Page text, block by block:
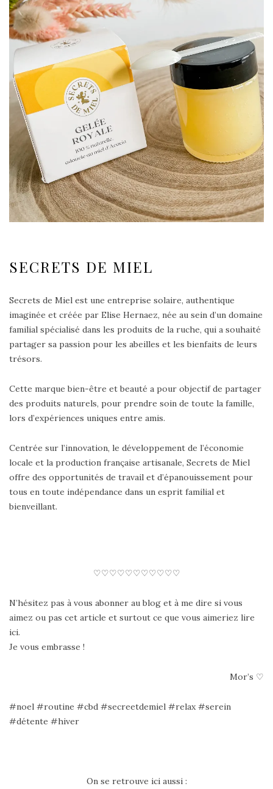
SECRETS DE MIEL
Secrets de Miel est une entreprise solaire, authentique
imaginée et créée par Elise Hernaez, née au sein d’un domaine
familial spécialisé dans les produits de la ruche, qui a souhaité
partager sa passion pour les abeilles et les bienfaits de leurs
trésors.
Cette marque bien-être et beauté a pour objectif de partager
des produits naturels, pour prendre soin de toute la famille,
lors d’expériences uniques entre amis.
Centrée sur l’innovation, le développement de l’économie
locale et la production française artisanale, Secrets de Miel
offre des opportunités de travail et d’épanouissement pour
tous en toute indépendance dans un esprit familial et
bienveillant.
♡♡♡♡♡♡♡♡♡♡♡
N’hésitez pas à vous abonner au blog et à me dire si vous
aimez ou pas cet article et surtout ce que vous aimeriez lire
ici.
Je vous embrasse !
Mor’s ♡
#noel #routine #cbd #secreetdemiel #relax #serein
#détente #hiver
On se retrouve ici aussi :